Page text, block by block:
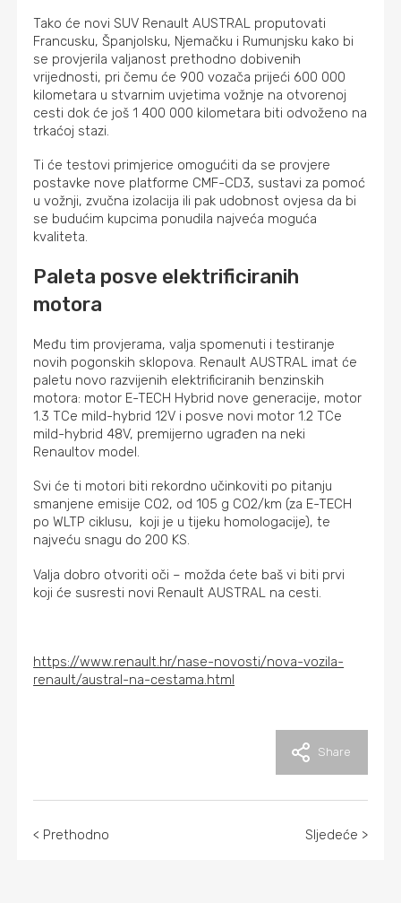
Tako će novi SUV Renault AUSTRAL proputovati
Francusku, Španjolsku, Njemačku i Rumunjsku kako bi
se provjerila valjanost prethodno dobivenih
vrijednosti, pri čemu će 900 vozača prijeći 600 000
kilometara u stvarnim uvjetima vožnje na otvorenoj
cesti dok će još 1 400 000 kilometara biti odvoženo na
trkaćoj stazi.
Ti će testovi primjerice omogućiti da se provjere
postavke nove platforme CMF-CD3, sustavi za pomoć
u vožnji, zvučna izolacija ili pak udobnost ovjesa da bi
se budućim kupcima ponudila najveća moguća
kvaliteta.
Paleta posve elektrificiranih
motora
Među tim provjerama, valja spomenuti i testiranje
novih pogonskih sklopova. Renault AUSTRAL imat će
paletu novo razvijenih elektrificiranih benzinskih
motora: motor E-TECH Hybrid nove generacije, motor
1.3 TCe mild-hybrid 12V i posve novi motor 1.2 TCe
mild-hybrid 48V, premijerno ugrađen na neki
Renaultov model.
Svi će ti motori biti rekordno učinkoviti po pitanju
smanjene emisije CO2, od 105 g CO2/km (za E-TECH
po WLTP ciklusu, koji je u tijeku homologacije), te
najveću snagu do 200 KS.
Valja dobro otvoriti oči – možda ćete baš vi biti prvi
koji će susresti novi Renault AUSTRAL na cesti.
https://www.renault.hr/nase-novosti/nova-vozila-
renault/austral-na-cestama.html
Share
< Prethodno Sljedeće >